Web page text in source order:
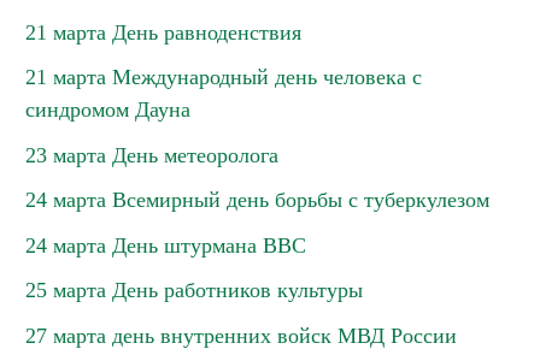
21 марта День равноденствия
21 марта Международный день человека с
синдромом Дауна
23 марта День метеоролога
24 марта Всемирный день борьбы с туберкулезом
24 марта День штурмана ВВС
25 марта День работников культуры
27 марта день внутренних войск МВД России